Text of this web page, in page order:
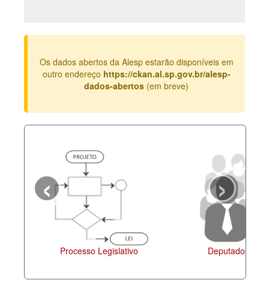
Legislação
Perguntas frequentes
Os dados abertos da Alesp estarão disponíveis em
outro endereço https://ckan.al.sp.gov.br/alesp-
dados-abertos (em breve)
Processo Legislativo Deputados
‹ ›